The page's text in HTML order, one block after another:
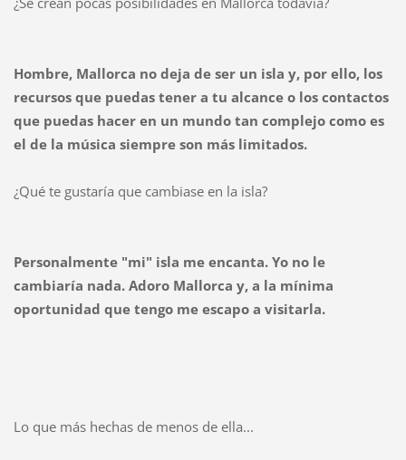
Hombre, Mallorca no deja de ser un isla y, por ello, los
recursos que puedas tener a tu alcance o los contactos
que puedas hacer en un mundo tan complejo como es
el de la música siempre son más limitados.
¿Qué te gustaría que cambiase en la isla?
Personalmente "mi" isla me encanta. Yo no le
cambiaría nada. Adoro Mallorca y, a la mínima
oportunidad que tengo me escapo a visitarla.
Lo que más hechas de menos de ella...